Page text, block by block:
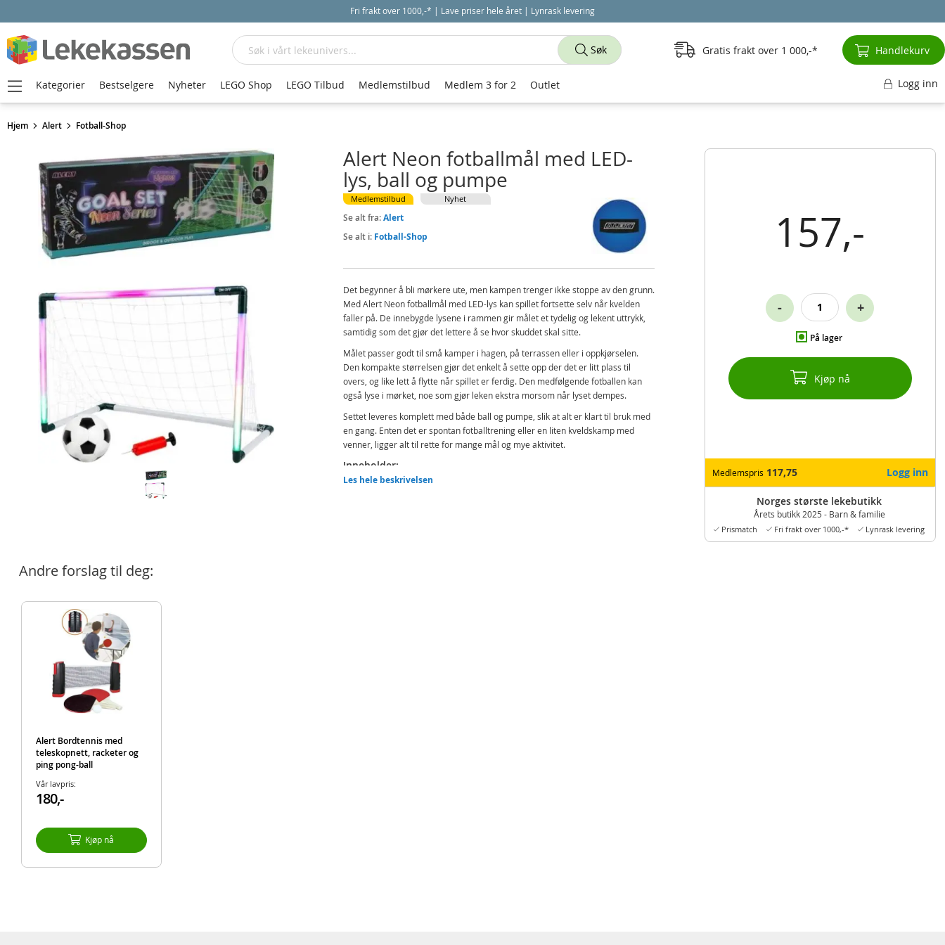
Fri frakt over 1000,-* | Lave priser hele året | Lynrask levering
Hjem Alert Fotball-Shop
157,-
På lager
- +
Kjøp nå
Medlemspris 117,75 Logg inn
Norges største lekebutikk
Årets butikk 2025 - Barn & familie
Prismatch Fri frakt over 1000,-* Lynrask levering
Alert Neon fotballmål med LED-
lys, ball og pumpe
Medlemstilbud Nyhet
Se alt fra:Alert
Se alt i: Fotball-Shop
Det begynner å bli mørkere ute, men kampen trenger ikke stoppe av den grunn.
Med Alert Neon fotballmål med LED-lys kan spillet fortsette selv når kvelden
faller på. De innebygde lysene i rammen gir målet et tydelig og lekent uttrykk,
samtidig som det gjør det lettere å se hvor skuddet skal sitte.
Målet passer godt til små kamper i hagen, på terrassen eller i oppkjørselen.
Den kompakte størrelsen gjør det enkelt å sette opp der det er litt plass til
overs, og like lett å flytte når spillet er ferdig. Den medfølgende fotballen kan
også lyse i mørket, noe som gjør leken ekstra morsom når lyset dempes.
Settet leveres komplett med både ball og pumpe, slik at alt er klart til bruk med
en gang. Enten det er spontan fotballtrening eller en liten kveldskamp med
venner, ligger alt til rette for mange mål og mye aktivitet.
Inneholder:
Fotballmål med LED-lys
Les hele beskrivelsen
Andre forslag til deg:
Alert Bordtennis med
teleskopnett, racketer og
ping pong-ball
Vår lavpris:
180,-
Kjøp nå
Søk
Søk Gratis frakt over 1 000,- Handlekurv
Kategorier Bestselgere Nyheter LEGO Shop LEGO Tilbud Medlemstilbud Medlem 3 for 2 Outlet Logg inn